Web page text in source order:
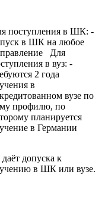
поступления в ШК: -
в ШК на любое
Для
в вуз: -
2 года
в
вузе по
профилю, по
планируется
в Германии
даёт допуска к
в ШК или вузе.